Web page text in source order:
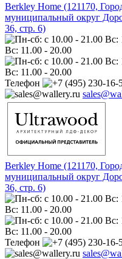
Berkley Home (121170,
муниципальный округ
36, стр. 6)
Вс: 11.00 - 20.00
Вс: 11.00 - 20.00
Телефон
Berkley Home (121170,
муниципальный округ
36, стр. 6)
Вс: 11.00 - 20.00
Вс: 11.00 - 20.00
Телефон